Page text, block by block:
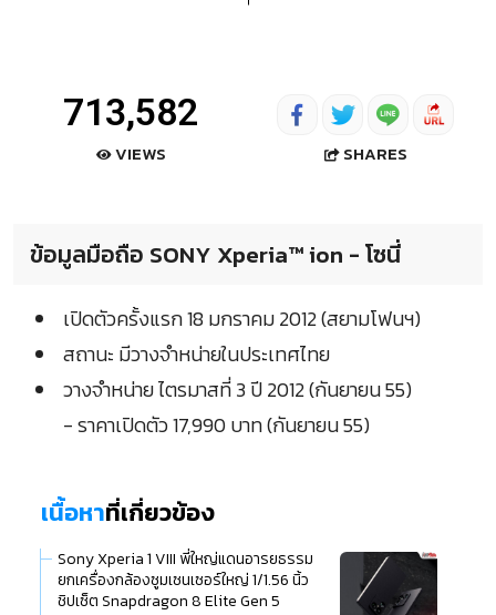
713,582
VIEWS SHARES
ข้อมูลมือถือ SONY Xperia™ ion - โซนี่
เปิดตัวครั้งแรก 18 มกราคม 2012 (สยามโฟนฯ)
สถานะ มีวางจำหน่ายในประเทศไทย
วางจำหน่าย ไตรมาสที่ 3 ปี 2012 (กันยายน 55)
- ราคาเปิดตัว 17,990 บาท (กันยายน 55)
เนื้อหาที่เกี่ยวข้อง
Sony Xperia 1 VIII พี่ใหญ่แดนอารยธรรม
ยกเครื่องกล้องซูมเซนเซอร์ใหญ่ 1/1.56 นิ้ว
ชิปเซ็ต Snapdragon 8 Elite Gen 5